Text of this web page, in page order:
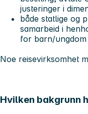
justeringer i
både statlige og
samarbeid i
for barn/
Noe reisevirksomhet
Hvilken bakgrunn